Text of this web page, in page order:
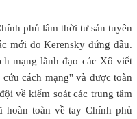
phủ lâm thời tư sản tuyên
mới do Kerensky đứng đầu.
mạng lãnh đạo các Xô viết
cách mạng'' và được toàn
về kiểm soát các trung tâm
hoàn toàn về tay Chính phủ